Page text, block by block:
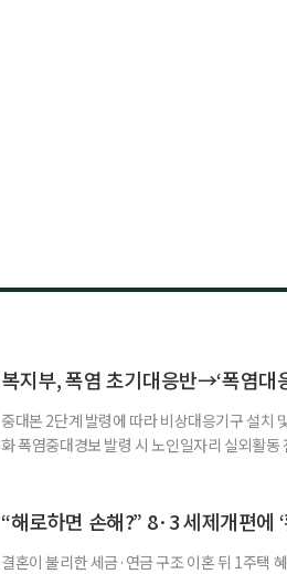
복지부, 폭염 초기대응반→‘폭염대
중대본 2단계 발령에 따라 비상대응기구 설치
화 폭염중대경보 발령 시 노인일자리 실외활
책본부(중대본) 2단계(심각)가 발령된 이후에
“해로하면 손해?” 8·3 세제개편에
결혼이 불리한 세금·연금 구조 이혼 뒤 1주택